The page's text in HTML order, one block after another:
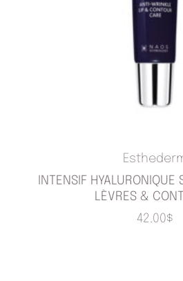
INTENSIF
LÈVRES &
42.00$